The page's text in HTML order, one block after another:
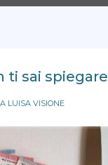
ti sai spiegare
LUISA VISIONE